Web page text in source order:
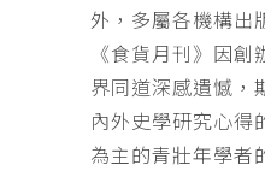
外，多屬各機構出
《食貨月刊》因
界同道深感遺憾，
內外史學研究心得
為主的青壯年學者